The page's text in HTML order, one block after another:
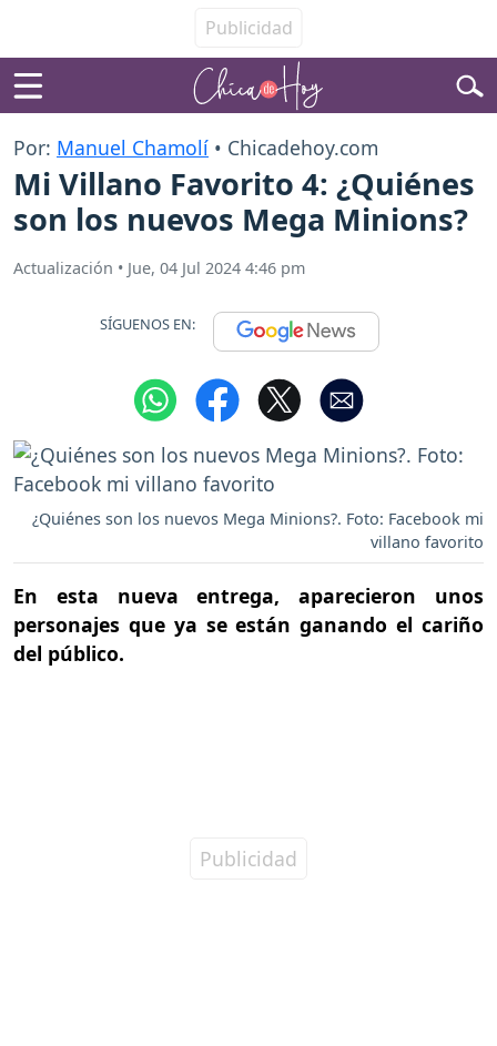
Por: Manuel Chamolí • Chicadehoy.com
Mi Villano Favorito 4: ¿Quiénes
son los nuevos Mega Minions?
Actualización • Jue, 04 Jul 2024 4:46 pm
SÍGUENOS EN:
¿Quiénes son los nuevos Mega Minions?. Foto: Facebook mi
villano favorito
En esta nueva entrega, aparecieron unos
personajes que ya se están ganando el cariño
del público.